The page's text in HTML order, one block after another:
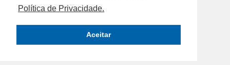
Política de Privacidade.
Aceitar
O principal canal de comunicação de grandes
indústrias e distribuidores com os
empresários e profissionais das lojas de
componentes automotivos em todo o Brasil.